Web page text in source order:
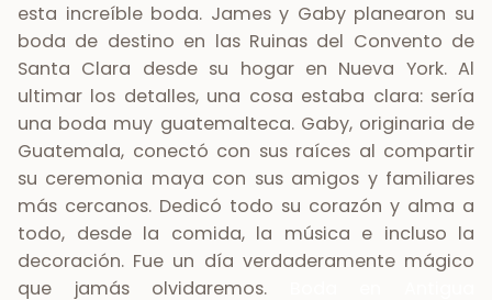
esta increíble boda. James y Gaby planearon su
boda de destino en las Ruinas del Convento de
Santa Clara desde su hogar en Nueva York. Al
ultimar los detalles, una cosa estaba clara: sería
una boda muy guatemalteca. Gaby, originaria de
Guatemala, conectó con sus raíces al compartir
su ceremonia maya con sus amigos y familiares
más cercanos. Dedicó todo su corazón y alma a
todo, desde la comida, la música e incluso la
decoración. Fue un día verdaderamente mágico
que jamás olvidaremos.